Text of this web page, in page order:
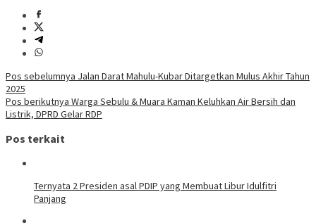
Navigasi
pos
Pos sebelumnya Jalan Darat Mahulu-Kubar Ditargetkan Mulus Akhir Tahun
2025
Pos berikutnya Warga Sebulu & Muara Kaman Keluhkan Air Bersih dan
Listrik, DPRD Gelar RDP
Pos terkait
Ternyata 2 Presiden asal PDIP yang Membuat Libur Idulfitri
Panjang